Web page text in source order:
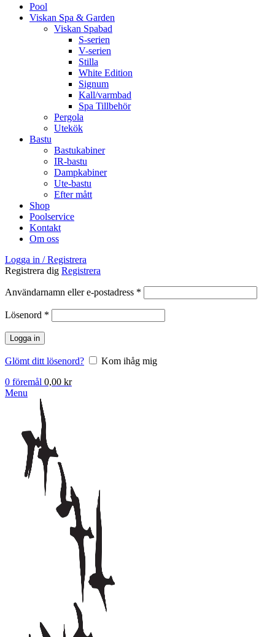
Pool
Viskan Spa & Garden
Viskan Spabad
S-serien
V-serien
Stilla
White Edition
Signum
Kall/varmbad
Spa Tillbehör
Pergola
Utekök
Bastu
Bastukabiner
IR-bastu
Dampkabiner
Ute-bastu
Efter mått
Shop
Poolservice
Kontakt
Om oss
Logga in / Registrera
Registrera dig Registrera
Användarnamn eller e-postadress *
Lösenord *
Logga in
Glömt ditt lösenord?
Kom ihåg mig
0 föremål 0,00 kr
Menu